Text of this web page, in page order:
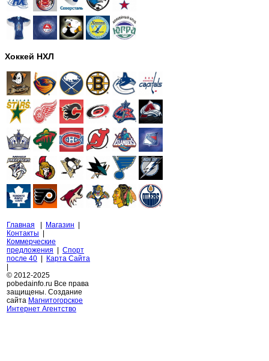
Хоккей НХЛ
Главная | Магазин |
Контакты |
Коммерческие
предложения | Спорт
после 40 | Карта Сайта
|
© 2012-2025
pobedainfo.ru Все права
защищены. Создание
сайта Магнитогорское
Интернет Агентство